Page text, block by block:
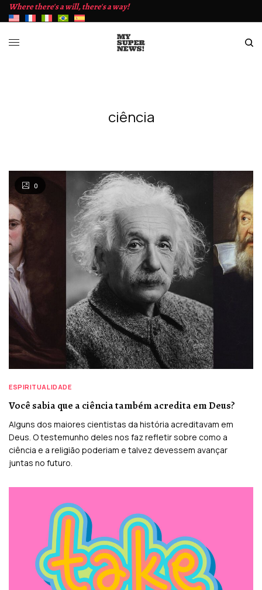
Where there's a will, there's a way!
ciência
0
ESPIRITUALIDADE
Você sabia que a ciência também acredita em Deus?
Alguns dos maiores cientistas da história acreditavam em
Deus. O testemunho deles nos faz refletir sobre como a
ciência e a religião poderiam e talvez devessem avançar
juntas no futuro.